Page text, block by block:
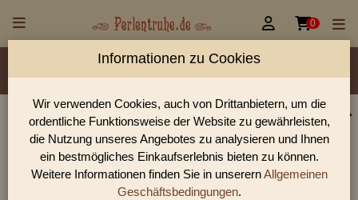
 0
Material/Glassorte Sorte/Form Farbe
Größen
Lochdurchmesser
Perlen Shop für facettierte Glasperlen facettiert opak
Linsen/Scheiben
In unserem Perlen Shop finden sie zahlreich facettierte
Glasperlen facettiert opak Linsen/Scheiben und viele weiter
Informationen zu Cookies
Wir verwenden Cookies, auch von Drittanbietern, um die
ordentliche Funktionsweise der Website zu gewährleisten,
die Nutzung unseres Angebotes zu analysieren und Ihnen
ein bestmögliches Einkaufserlebnis bieten zu können.
Weitere Informationen finden Sie in unserernAllgemeinen
Geschäftsbedingungen.